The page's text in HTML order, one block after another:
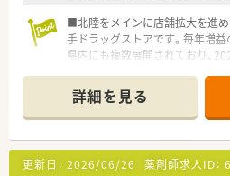
■北陸をメインに店舗拡大を進
手ドラッグストアです。毎年増
県内にも複数展開されており、
■ワークライフバランスの実現に
リフレッシュ休暇を導入したり
その他、日用品やOTC薬の社員
実した福利厚生がございます。
詳細を見る
更新日： 2026/06/26 薬剤師求人ID：